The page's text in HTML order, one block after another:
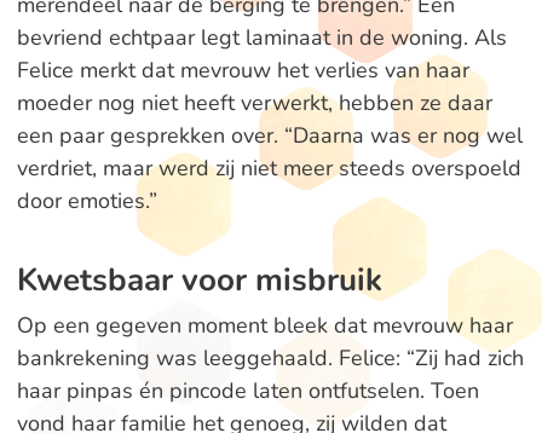
bevriend echtpaar legt laminaat in de woning. Als
Felice merkt dat mevrouw het verlies van haar
moeder nog niet heeft verwerkt, hebben ze daar
een paar gesprekken over. “Daarna was er nog wel
verdriet, maar werd zij niet meer steeds overspoeld
door emoties.”
Kwetsbaar voor misbruik
Op een gegeven moment bleek dat mevrouw haar
bankrekening was leeggehaald. Felice: “Zij had zich
haar pinpas én pincode laten ontfutselen. Toen
vond haar familie het genoeg, zij wilden dat